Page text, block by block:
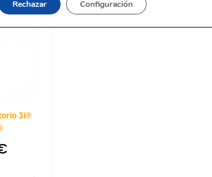
3i®
Rechazar Configuración